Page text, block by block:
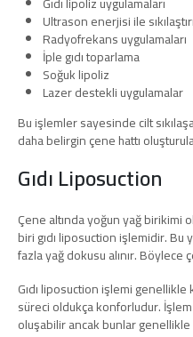
Ultrason enerjisi ile
Radyofrekans uygulamaları
İple gıdı toparlama
Soğuk lipoliz
Lazer destekli uygulamalar
Bu işlemler sayesinde cilt
daha belirgin çene hattı
Gıdı Liposuction
Çene altında yoğun yağ
biri gıdı liposuction işlemidir. Bu
fazla yağ dokusu alınır. Böylece
Gıdı liposuction işlemi
süreci oldukça konforludur.
oluşabilir ancak bunlar genellikle